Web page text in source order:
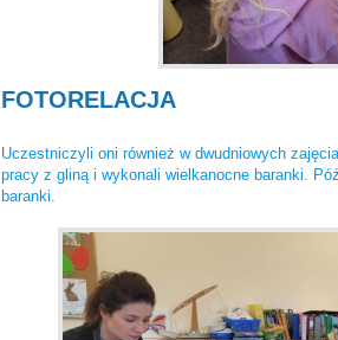
FOTORELACJA
Uczestniczyli oni również w dwudniowych
pracy z gliną i wykonali wielkanocne baranki.
baranki.